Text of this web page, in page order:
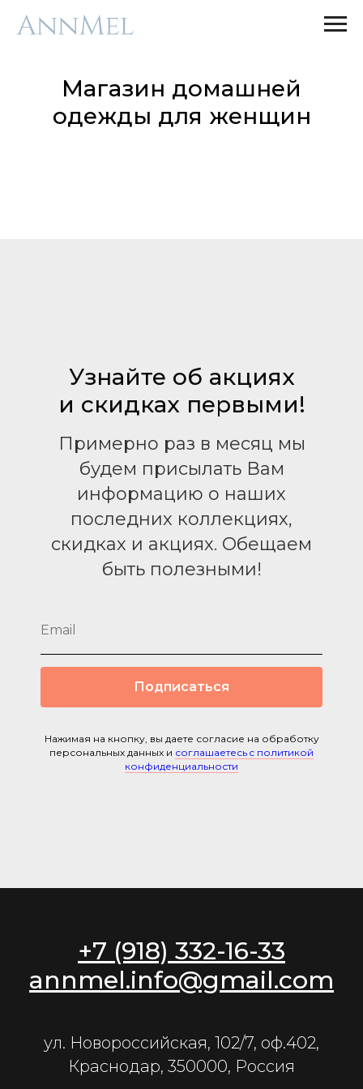
Магазин домашней
одежды для женщин
Узнайте об акциях
и скидках первыми!
Примерно раз в месяц мы
будем присылать Вам
информацию о наших
последних коллекциях,
скидках и акциях. Обещаем
быть полезными!
Подписаться
Нажимая на кнопку, вы даете согласие на обработку
персональных данных и соглашаетесь c политикой
конфиденциальности
+7 (918) 332-16-33
annmel.info@gmail.com
ул. Новороссийская, 102/7, оф.402,
Краснодар, 350000, Россия